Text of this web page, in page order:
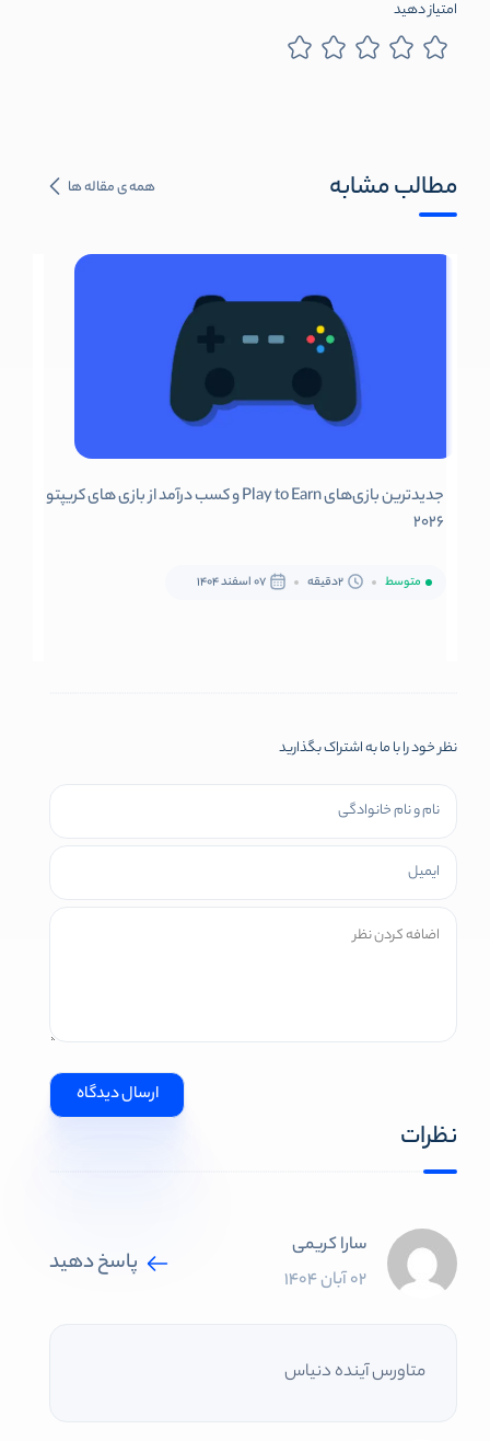
امتیاز دهید
مطالب مشابه همه ی مقاله ها
جدیدترین بازی‌های Play to Earn و کسب درآمد از بازی های کریپتو
2026
متوسط 2دقیقه 07 اسفند 1404
نظر خود را با ما به اشتراک بگذارید
نظرات
سارا کریمی
02 آبان 1404
پاسخ دهید
متاورس آینده دنیاس